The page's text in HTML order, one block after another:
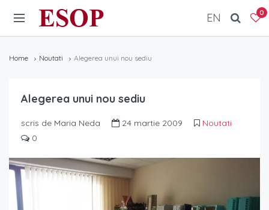
ESOP 0
EN
Home Noutati Alegerea unui nou sediu
Alegerea unui nou sediu
scris de Maria Neda 24 martie 2009
Noutati
0